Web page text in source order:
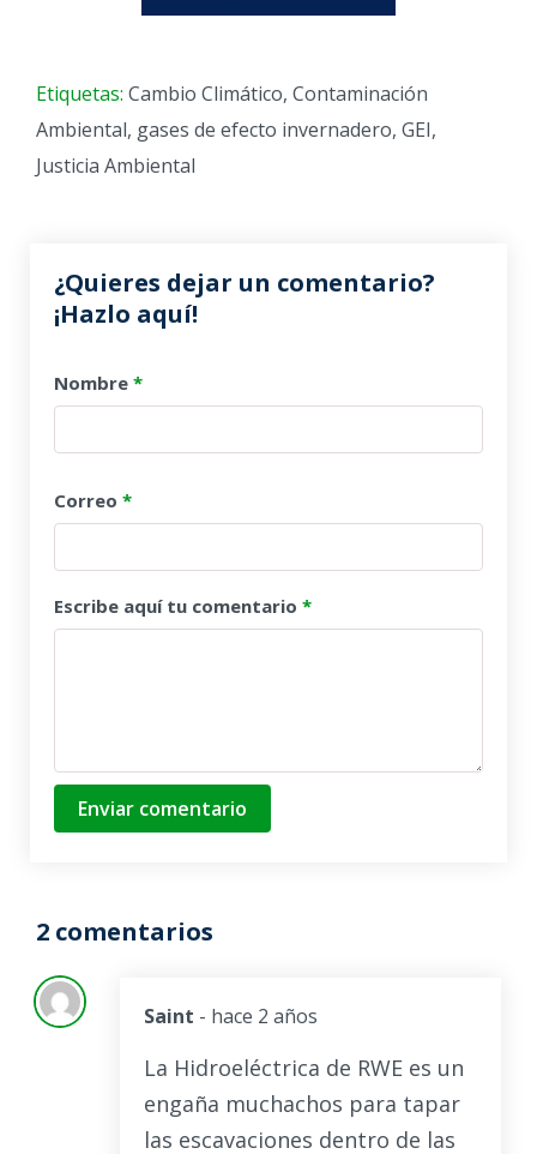
Etiquetas: Cambio Climático, Contaminación
Ambiental, gases de efecto invernadero, GEI,
Justicia Ambiental
¿Quieres dejar un comentario?
¡Hazlo aquí!
Nombre *
Correo *
Escribe aquí tu comentario *
Enviar comentario
2 comentarios
Saint - hace 2 años
La Hidroeléctrica de RWE es un
engaña muchachos para tapar
las escavaciones dentro de las